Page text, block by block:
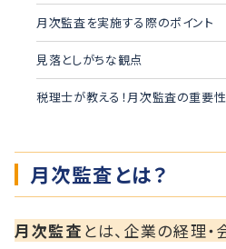
月次監査を実施する際のポイント
見落としがちな観点
税理士が教える！月次監査の重要
月次監査とは？
月次監査 とは、企業の経理